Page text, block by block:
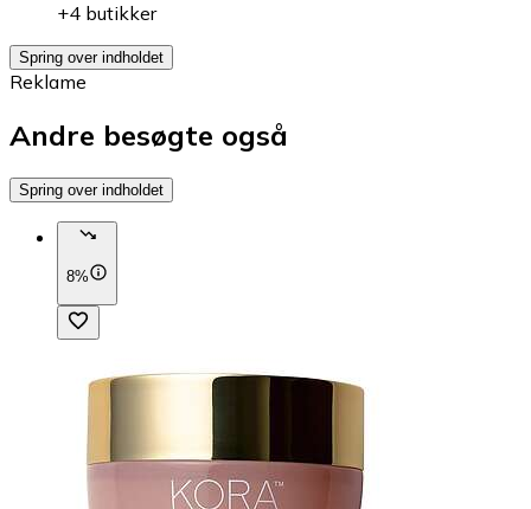
+4 butikker
Spring over indholdet
Reklame
Andre besøgte også
Spring over indholdet
8%